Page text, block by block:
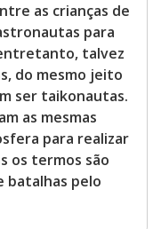
as crianças de
para
talvez
do mesmo jeito
ser taikonautas.
as mesmas
para realizar
os termos são
batalhas pelo